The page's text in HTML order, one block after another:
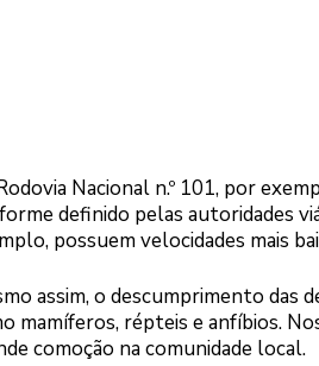
Nacional n.º 101, por
definido pelas autoridades
possuem velocidades mais
assim, o descumprimento das
mamíferos, répteis e anfíbios.
comoção na comunidade local.